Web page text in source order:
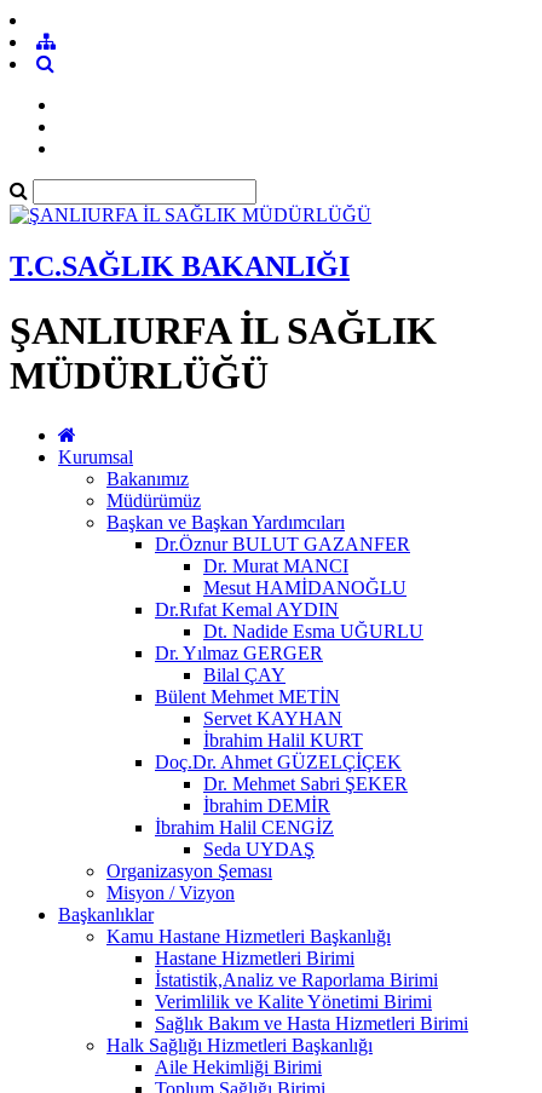
T.C.SAĞLIK BAKANLIĞI
ŞANLIURFA İL SAĞLIK
MÜDÜRLÜĞÜ
Kurumsal
Bakanımız
Müdürümüz
Başkan ve Başkan Yardımcıları
Dr.Öznur BULUT GAZANFER
Dr. Murat MANCI
Mesut HAMİDANOĞLU
Dr.Rıfat Kemal AYDIN
Dt. Nadide Esma UĞURLU
Dr. Yılmaz GERGER
Bilal ÇAY
Bülent Mehmet METİN
Servet KAYHAN
İbrahim Halil KURT
Doç.Dr. Ahmet GÜZELÇİÇEK
Dr. Mehmet Sabri ŞEKER
İbrahim DEMİR
İbrahim Halil CENGİZ
Seda UYDAŞ
Organizasyon Şeması
Misyon / Vizyon
Başkanlıklar
Kamu Hastane Hizmetleri Başkanlığı
Hastane Hizmetleri Birimi
İstatistik,Analiz ve Raporlama Birimi
Verimlilik ve Kalite Yönetimi Birimi
Sağlık Bakım ve Hasta Hizmetleri Birimi
Halk Sağlığı Hizmetleri Başkanlığı
Aile Hekimliği Birimi
Toplum Sağlığı Birimi